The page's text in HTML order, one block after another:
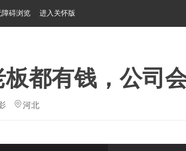
障碍浏览 进入关怀版
都有钱，公司
河北